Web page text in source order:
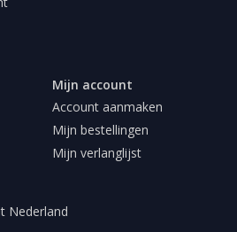
Mijn account
Account aanmaken
Mijn bestellingen
Mijn verlanglijst
Nederland